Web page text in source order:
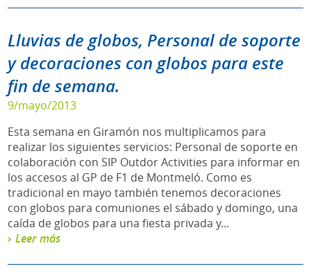
Lluvias de globos, Personal de soporte
y decoraciones con globos para este
fin de semana.
9/mayo/2013
Esta semana en Giramón nos multiplicamos para
realizar los siguientes servicios: Personal de soporte en
colaboración con SIP Outdor Activities para informar en
los accesos al GP de F1 de Montmeló. Como es
tradicional en mayo también tenemos decoraciones
con globos para comuniones el sábado y domingo, una
caída de globos para una fiesta privada y...
Leer más